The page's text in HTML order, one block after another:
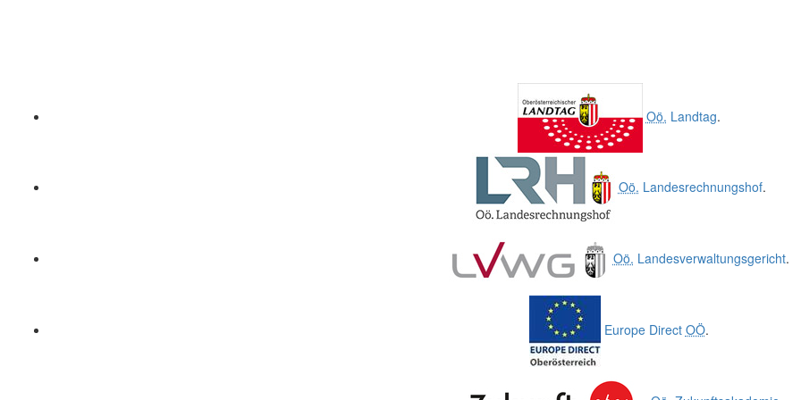
Oö. Landtag.
Oö. Landesrechnungshof.
Oö. Landesverwaltungsgericht.
Europe Direct OÖ.